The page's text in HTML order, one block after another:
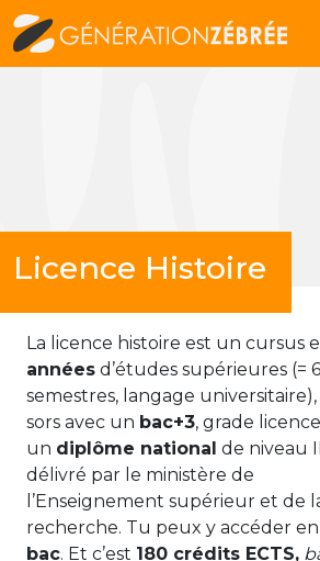
Licence Histoire
La licence histoire est un cursus
années d’études supérieures (= 6
semestres, langage
sors avec un bac+3, grade
un diplôme national de niveau
délivré par le ministère de
l’Enseignement supérieur et de
recherche. Tu peux y accéder en
bac. Et c’est 180 crédits ECTS,